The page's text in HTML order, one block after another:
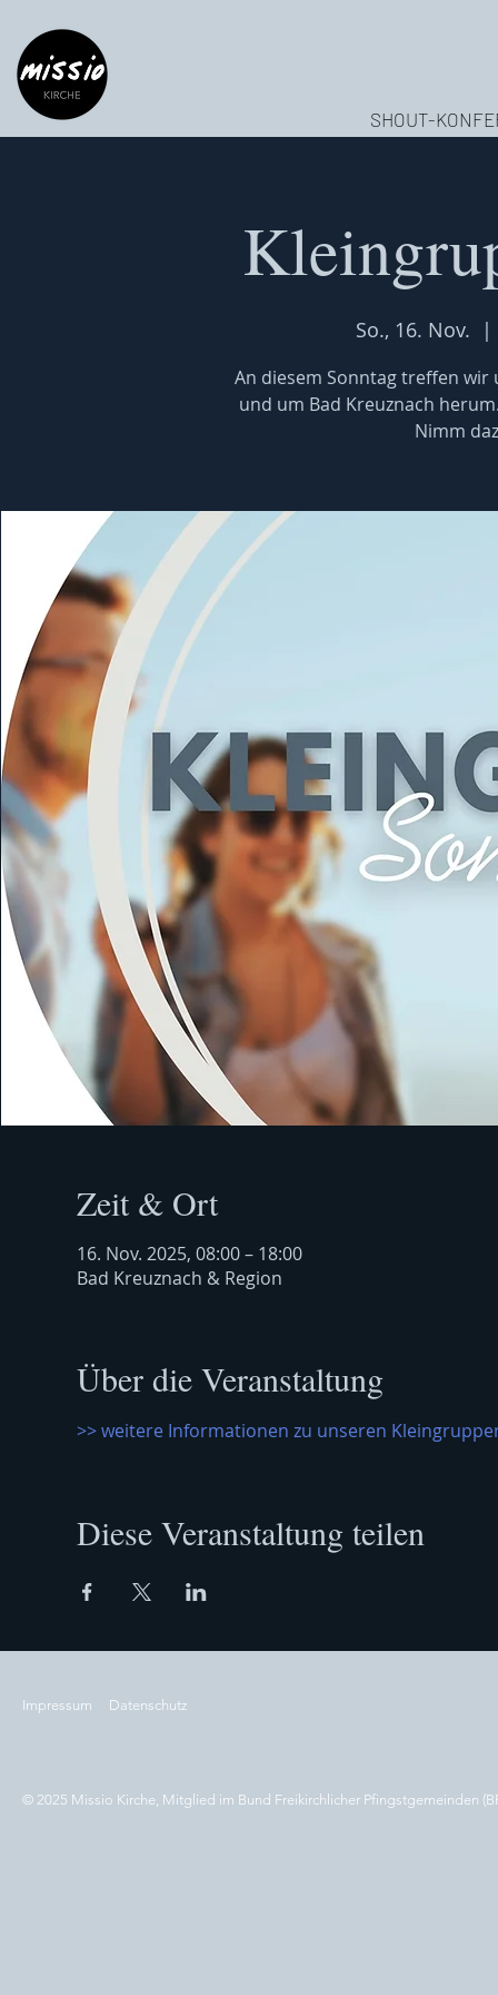
SHOUT-
So., 16. Nov.
An diesem Sonntag treffen
und um Bad Kreuznach
Nimm
Zeit & Ort
16. Nov. 2025, 08:00 – 18:00
Bad Kreuznach & Region
Über die Veranstaltung
>> weitere Informationen zu unseren
Diese Veranstaltung teilen
Impressum Datenschutz
© 2025 Missio Kirche, Mitglied im Bund Freikirchlicher Pfingstgemeinden